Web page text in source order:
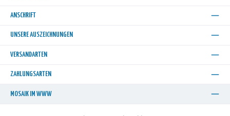
ANSCHRIFT
UNSERE AUSZEICHNUNGEN
VERSANDARTEN
ZAHLUNGSARTEN
MOSAIK IM WWW